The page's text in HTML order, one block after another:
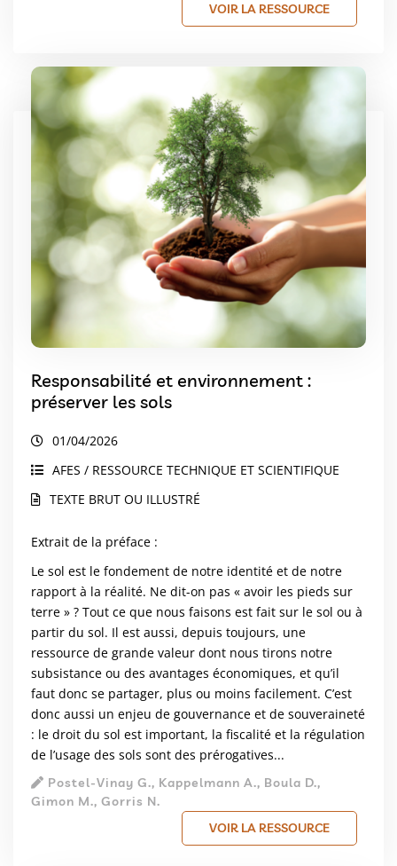
VOIR LA RESSOURCE
Responsabilité et environnement :
préserver les sols
01/04/2026
AFES / RESSOURCE TECHNIQUE ET SCIENTIFIQUE
TEXTE BRUT OU ILLUSTRÉ
Extrait de la préface :
Le sol est le fondement de notre identité et de notre
rapport à la réalité. Ne dit-on pas « avoir les pieds sur
terre » ? Tout ce que nous faisons est fait sur le sol ou à
partir du sol. Il est aussi, depuis toujours, une
ressource de grande valeur dont nous tirons notre
subsistance ou des avantages économiques, et qu’il
faut donc se partager, plus ou moins facilement. C’est
donc aussi un enjeu de gouvernance et de souveraineté
: le droit du sol est important, la fiscalité et la régulation
de l’usage des sols sont des prérogatives...
Postel-Vinay G., Kappelmann A., Boula D.,
Gimon M., Gorris N.
VOIR LA RESSOURCE